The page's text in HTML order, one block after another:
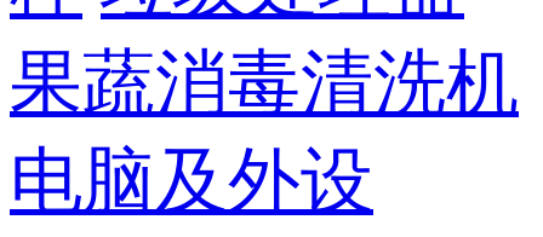
果蔬消毒清洗机
电脑及外设